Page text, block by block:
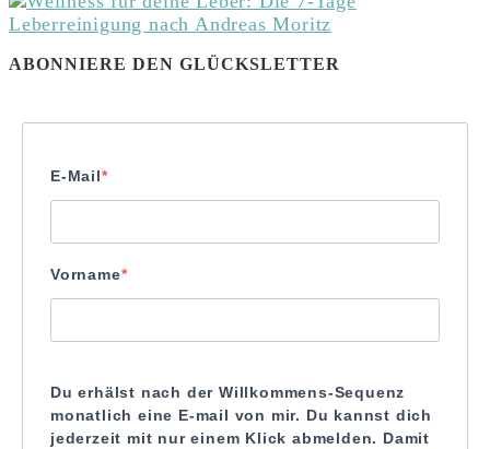
ABONNIERE DEN GLÜCKSLETTER
E-Mail
Vorname
Du erhälst nach der Willkommens-Sequenz
monatlich eine E-mail von mir. Du kannst dich
jederzeit mit nur einem Klick abmelden. Damit